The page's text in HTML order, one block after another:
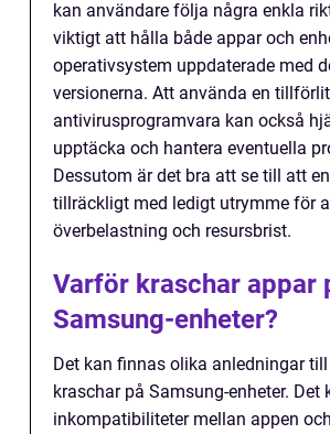
kan användare följa några enkla
viktigt att hålla både appar och
operativsystem uppdaterade med
versionerna. Att använda en
antivirusprogramvara kan också
upptäcka och hantera eventuella
Dessutom är det bra att se till att
tillräckligt med ledigt utrymme för
överbelastning och resursbrist.
Varför kraschar appar
Samsung-enheter?
Det kan finnas olika anledningar
kraschar på Samsung-enheter. Det
inkompatibiliteter mellan appen